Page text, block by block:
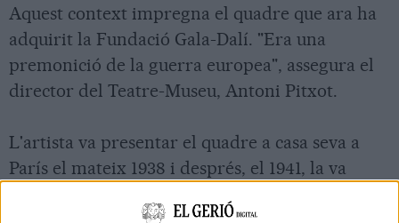
Aquest context impregna el quadre que ara ha
adquirit la Fundació Gala-Dalí. "Era una
premonició de la guerra europea", assegura el
director del Teatre-Museu, Antoni Pitxot.
L'artista va presentar el quadre a casa seva a
París el mateix 1938 i després, el 1941, la va